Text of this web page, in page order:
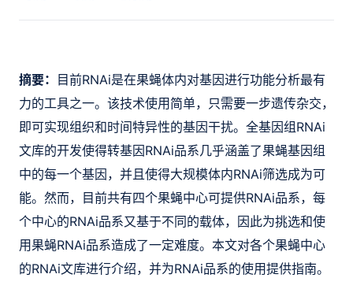
摘要：
目前RNAi是在果蝇体内对基因进行功能分析最有
力的工具之一。该技术使用简单，只需要一步遗传杂交，
即可实现组织和时间特异性的基因干扰。全基因组RNAi
文库的开发使得转基因RNAi品系几乎涵盖了果蝇基因组
中的每一个基因，并且使得大规模体内RNAi筛选成为可
能。然而，目前共有四个果蝇中心可提供RNAi品系，每
个中心的RNAi品系又基于不同的载体，因此为挑选和使
用果蝇RNAi品系造成了一定难度。本文对各个果蝇中心
的RNAi文库进行介绍，并为RNAi品系的使用提供指南。